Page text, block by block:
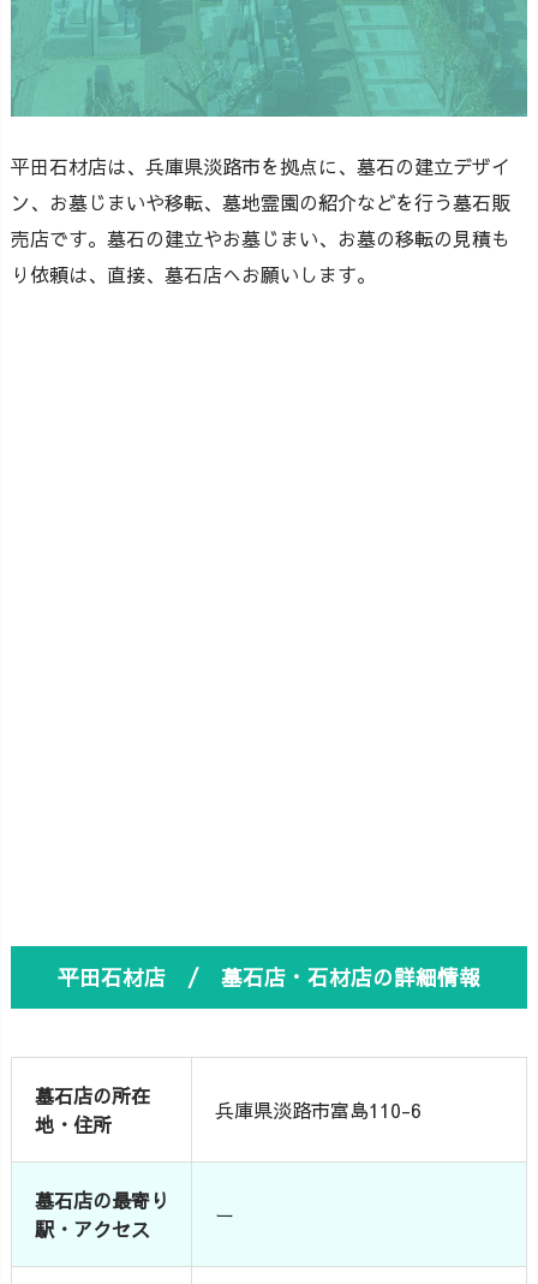
平田石材店は、兵庫県淡路市を拠点に、墓石の建立デザイ
ン、お墓じまいや移転、墓地霊園の紹介などを行う墓石販
売店です。墓石の建立やお墓じまい、お墓の移転の見積も
り依頼は、直接、墓石店へお願いします。
平田石材店 / 墓石店・石材店の詳細情報
墓石店の所在
地・住所
兵庫県淡路市富島110-6
墓石店の最寄り
駅・アクセス
ー